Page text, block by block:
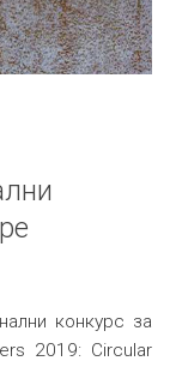
конкурс за
2019: Circular